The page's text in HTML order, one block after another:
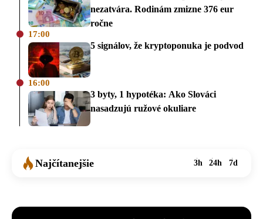
nezatvára. Rodinám zmizne 376 eur
ročne
17:00
5 signálov, že kryptoponuka je podvod
16:00
3 byty, 1 hypotéka: Ako Slováci
nasadzujú ružové okuliare
Najčítanejšie 3h 24h 7d